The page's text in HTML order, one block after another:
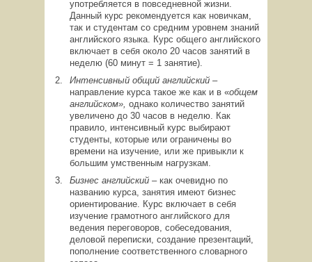
употребляется в повседневной жизни.
Данный курс рекомендуется как новичкам,
так и студентам со средним уровнем знаний
английского языка. Курс общего английского
включает в себя около 20 часов занятий в
неделю (60 минут = 1 занятие).
Интенсивный общий английский –
направление курса такое же как и в «общем
английском», однако количество занятий
увеличено до 30 часов в неделю. Как
правило, интенсивный курс выбирают
студенты, которые или ограничены во
времени на изучение, или же привыкли к
большим умственным нагрузкам.
Бизнес английский –как очевидно по
названию курса, занятия имеют бизнес
ориентирование. Курс включает в себя
изучение грамотного английского для
ведения переговоров, собеседования,
деловой переписки, создание презентаций,
пополнение соответственного словарного